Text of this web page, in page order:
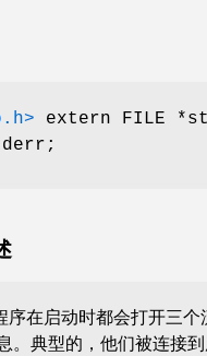
extern FILE
在启动时都会打开三个
。典型的，他们被连接